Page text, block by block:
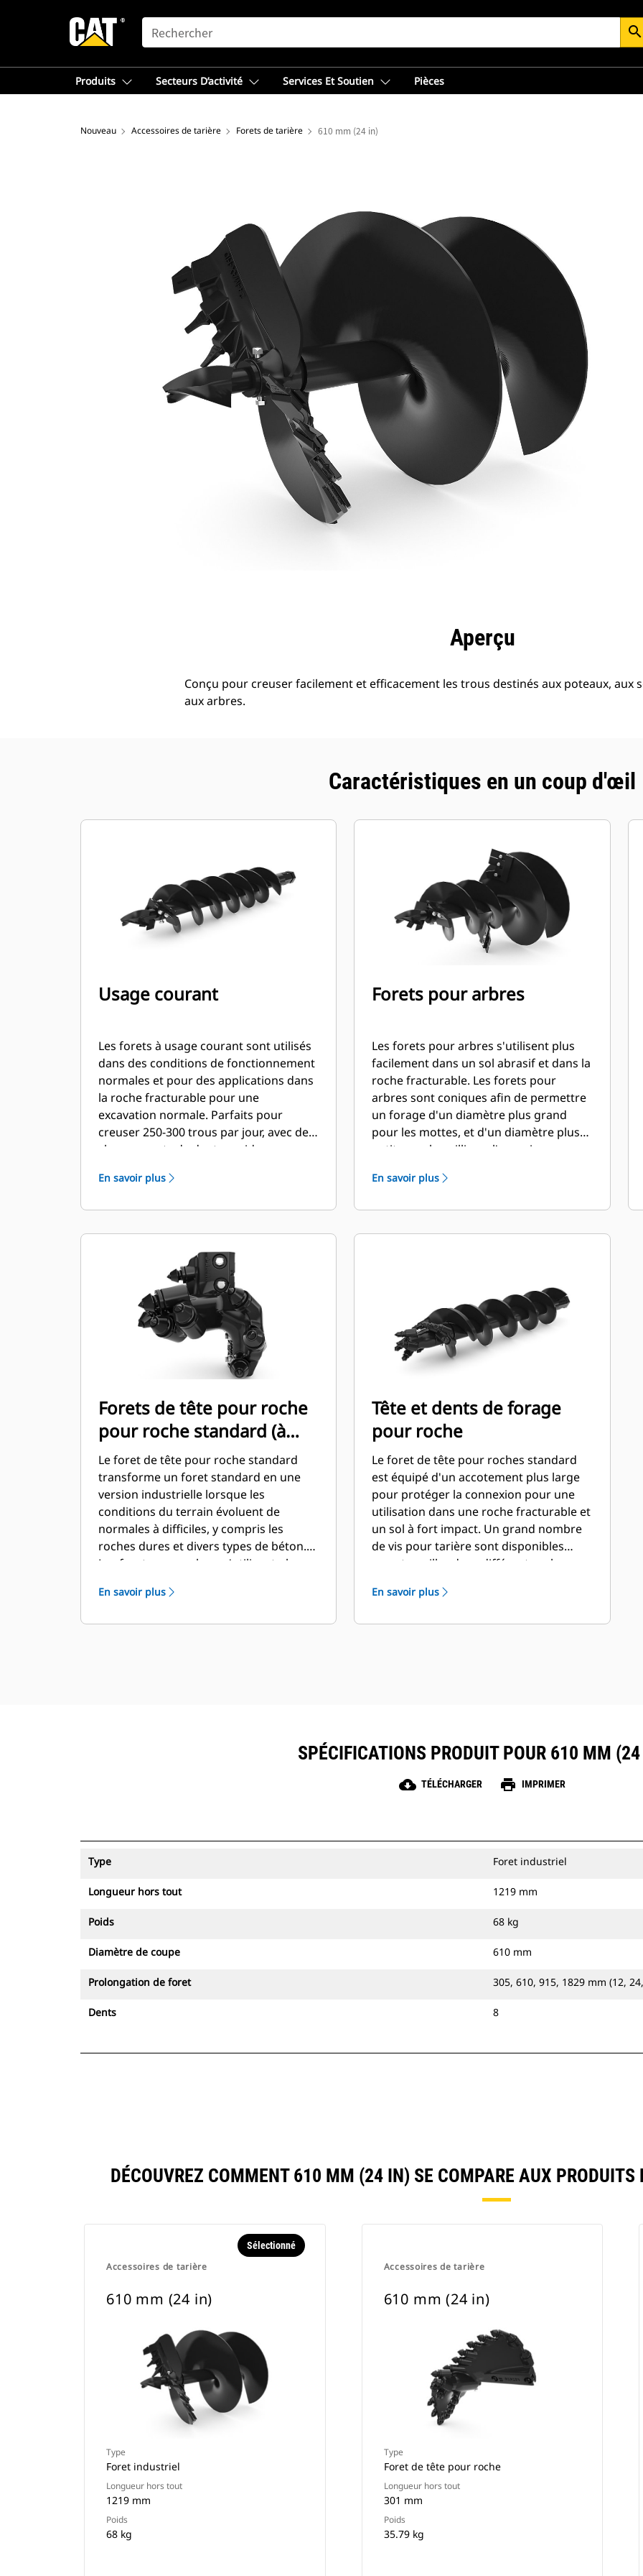
SEARCH search
Produits Secteurs D’activité Services Et Soutien Pièces
Nouveau Accessoires de tarière Forets de tarière 610 mm (24 in)
Aperçu
Conçu pour creuser facilement et efficacement les trous destinés aux poteaux, aux
aux arbres.
Caractéristiques en un coup d'œil
Usage courant
Les forets à usage courant sont utilisés
dans des conditions de fonctionnement
normales et pour des applications dans
la roche fracturable pour une
excavation normale. Parfaits pour
creuser 250-300 trous par jour, avec des
changements de dents rapides.
En savoir plus
Forets pour arbres
Les forets pour arbres s'utilisent plus
facilement dans un sol abrasif et dans la
roche fracturable. Les forets pour
arbres sont coniques afin de permettre
un forage d'un diamètre plus grand
pour les mottes, et d'un diamètre plus
petit pour le paillis ou l'engrais.
En savoir plus
Forets de tête pour roche
pour roche standard (à
boulonner)
Le foret de tête pour roche standard
transforme un foret standard en une
version industrielle lorsque les
conditions du terrain évoluent de
normales à difficiles, y compris les
roches dures et divers types de béton.
Les forets pour arbres s'utilisent plus
roche fracturable.
En savoir plus
Tête et dents de forage
pour roche
Le foret de tête pour roches standard
est équipé d'un accotement plus large
pour protéger la connexion pour une
utilisation dans une roche fracturable et
un sol à fort impact. Un grand nombre
de vis pour tarière sont disponibles
pour travailler dans différents sols.
extérieure et dents plates et/ou en burin
En savoir plus
SPÉCIFICATIONS PRODUIT POUR 610 MM
cloud_download TÉLÉCHARGER print IMPRIMER
Type Foret industriel
Longueur hors tout 1219 mm
Poids 68 kg
Diamètre de coupe 610 mm
Prolongation de foret 305, 610, 915, 1829 mm (12,
Dents 8
DÉCOUVREZ COMMENT 610 MM (24 IN) SE COMPARE AUX PRODUITS
Accessoires de tarière
Sélectionné
610 mm (24 in)
Type
Foret industriel
Longueur hors tout
1219 mm
Poids
68 kg
Accessoires de tarière
610 mm (24 in)
Type
Foret de tête pour roche
Longueur hors tout
301 mm
Poids
35.79 kg